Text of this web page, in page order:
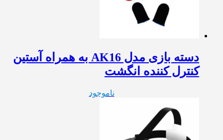
دسته بازی مدل AK16 به همراه آستین
کنترل کننده انگشت
ناموجود